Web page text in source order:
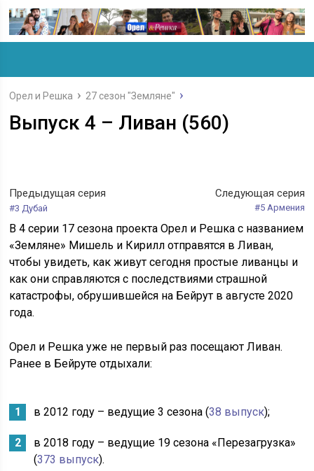
Орел и Решка 27 сезон "Земляне"
Выпуск 4 – Ливан (560)
Предыдущая серия
#3 Дубай
Следующая серия
#5 Армения
В 4 серии 17 сезона проекта Орел и Решка с названием
«Земляне» Мишель и Кирилл отправятся в Ливан,
чтобы увидеть, как живут сегодня простые ливанцы и
как они справляются с последствиями страшной
катастрофы, обрушившейся на Бейрут в августе 2020
года.
Орел и Решка уже не первый раз посещают Ливан.
Ранее в Бейруте отдыхали:
в 2012 году – ведущие 3 сезона (38 выпуск);
в 2018 году – ведущие 19 сезона «Перезагрузка»
(373 выпуск).